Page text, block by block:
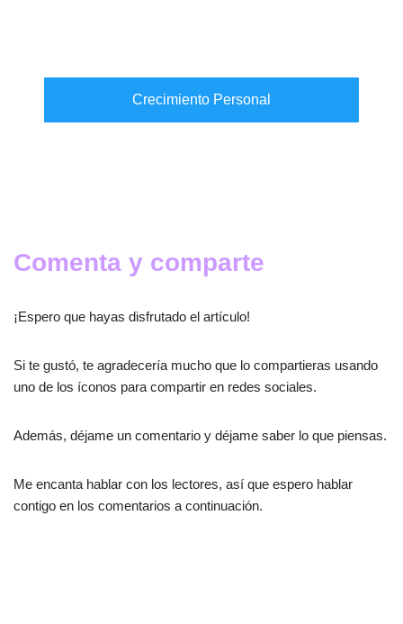
Crecimiento Personal
Comenta y comparte
¡Espero que hayas disfrutado el artículo!
Si te gustó, te agradecería mucho que lo compartieras usando
uno de los íconos para compartir en redes sociales.
Además, déjame un comentario y déjame saber lo que piensas.
Me encanta hablar con los lectores, así que espero hablar
contigo en los comentarios a continuación.